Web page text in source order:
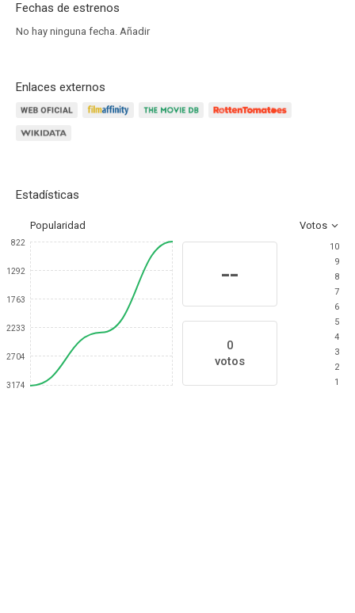
Fechas de estrenos
No hay ninguna fecha. Añadir
Enlaces externos
Estadísticas
Popularidad Votos
822
1292
1763
2233
2704
3174
--
0
votos
10
9
8
7
6
5
4
3
2
1